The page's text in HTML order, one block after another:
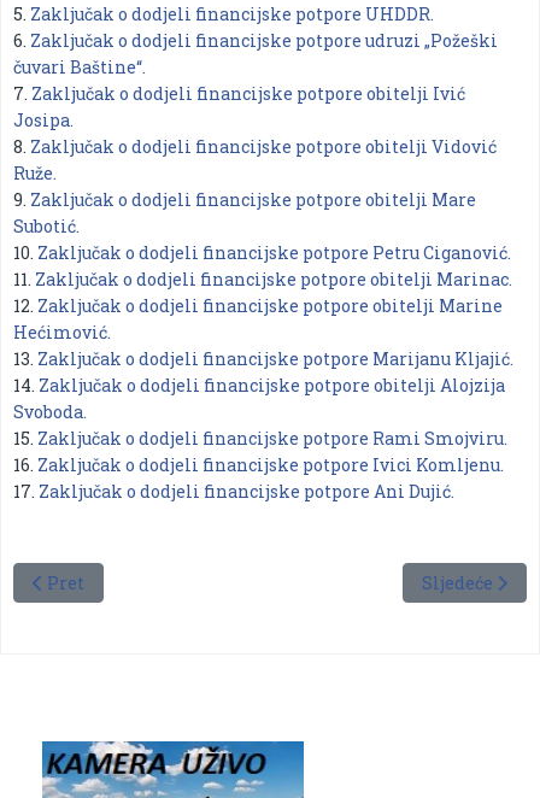
5. Zaključak o dodjeli financijske potpore UHDDR.
6. Zaključak o dodjeli financijske potpore udruzi „Požeški
čuvari Baštine“.
7. Zaključak o dodjeli financijske potpore obitelji Ivić
Josipa.
8. Zaključak o dodjeli financijske potpore obitelji Vidović
Ruže.
9. Zaključak o dodjeli financijske potpore obitelji Mare
Subotić.
10. Zaključak o dodjeli financijske potpore Petru Ciganović.
11. Zaključak o dodjeli financijske potpore obitelji Marinac.
12. Zaključak o dodjeli financijske potpore obitelji Marine
Hećimović.
13. Zaključak o dodjeli financijske potpore Marijanu Kljajić.
14. Zaključak o dodjeli financijske potpore obitelji Alojzija
Svoboda.
15. Zaključak o dodjeli financijske potpore Rami Smojviru.
16. Zaključak o dodjeli financijske potpore Ivici Komljenu.
17. Zaključak o dodjeli financijske potpore Ani Dujić.
Prethodni članak: broj 8/2018
Pret Sljedeći
Sljedeće